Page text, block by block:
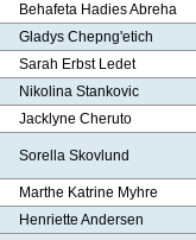
Behafeta Hadies Abreha
Gladys Chepng'etich
Sarah Erbst Ledet
Nikolina Stankovic
Jacklyne Cheruto
Sorella Skovlund
Marthe Katrine Myhre
Henriette Andersen